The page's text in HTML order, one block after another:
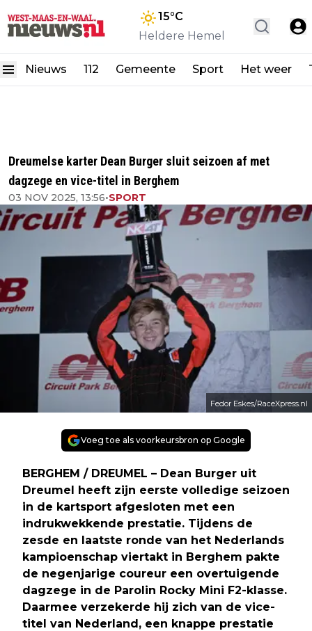
15°C
Heldere Hemel
Nieuws 112 Gemeente Sport Het weer
Dreumelse karter Dean Burger sluit seizoen af met
dagzege en vice-titel in Berghem
03 NOV 2025, 13:56•SPORT
Fedor Eskes/RaceXpress.nl
Voeg toe als voorkeursbron op Google
BERGHEM / DREUMEL – Dean Burger uit
Dreumel heeft zijn eerste volledige seizoen
in de kartsport afgesloten met een
indrukwekkende prestatie. Tijdens de
zesde en laatste ronde van het Nederlands
kampioenschap viertakt in Berghem pakte
de negenjarige coureur een overtuigende
dagzege in de Parolin Rocky Mini F2-klasse.
Daarmee verzekerde hij zich van de vice-
titel van Nederland, een knappe prestatie